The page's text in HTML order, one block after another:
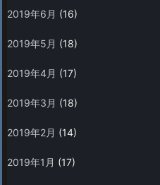
2019年6月 (16)
2019年5月 (18)
2019年4月 (17)
2019年3月 (18)
2019年2月 (14)
2019年1月 (17)